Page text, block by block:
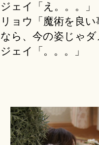
ジェイ「え。。。」
リョウ「魔術を良
なら、今の姿じゃダ
ジェイ「。。。」